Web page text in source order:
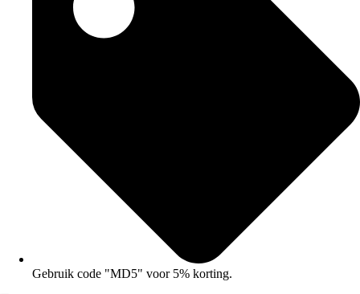
Gebruik code "MD5" voor 5% korting.